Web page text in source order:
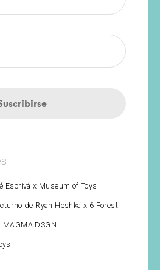
Escrivá x Museum of Toys
de Ryan Heshka x 6 Forest
MAGMA DSGN